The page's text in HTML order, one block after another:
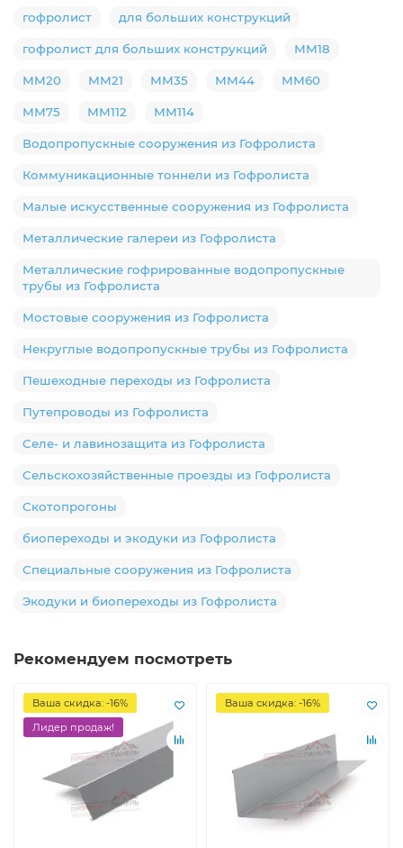
гофролист для больших конструкций
гофролист для больших конструкций ММ18
ММ20 ММ21 ММ35 ММ44 ММ60
ММ75 ММ112 ММ114
Водопропускные сооружения из Гофролиста
Коммуникационные тоннели из Гофролиста
Малые искусственные сооружения из Гофролиста
Металлические галереи из Гофролиста
Металлические гофрированные водопропускные
трубы из Гофролиста
Мостовые сооружения из Гофролиста
Некруглые водопропускные трубы из Гофролиста
Пешеходные переходы из Гофролиста
Путепроводы из Гофролиста
Селе- и лавинозащита из Гофролиста
Сельскохозяйственные проезды из Гофролиста
Скотопрогоны
биопереходы и экодуки из Гофролиста
Специальные сооружения из Гофролиста
Экодуки и биопереходы из Гофролиста
Рекомендуем посмотреть
Ваша скидка: -16%
Лидер продаж!
Ваша скидка: -16%